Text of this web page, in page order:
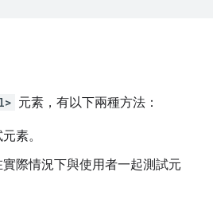
元素，有以下兩種方法：
素。
際情況下與使用者一起測試元